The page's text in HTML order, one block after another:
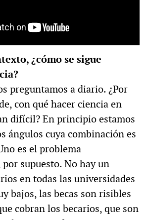
¿cómo se sigue
preguntamos a diario. ¿Por
con qué hacer ciencia en
difícil? En principio estamos
ángulos cuya combinación es
es el problema
supuesto. No hay un
en todas las universidades
bajos, las becas son risibles
cobran los becarios, que son